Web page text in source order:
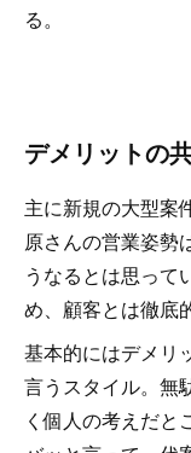
る。
デメリットの
主に新規の大型案
原さんの営業姿勢
うなるとは思って
め、顧客とは徹底
基本的にはデメリ
言うスタイル。無
く個人の考えだと